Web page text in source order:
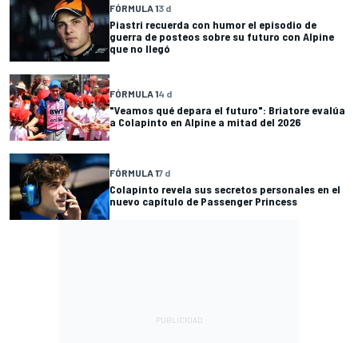
FÓRMULA 13 d
Piastri recuerda con humor el episodio de
guerra de posteos sobre su futuro con Alpine
que no llegó
FÓRMULA 14 d
"Veamos qué depara el futuro": Briatore evalúa
a Colapinto en Alpine a mitad del 2026
FÓRMULA 17 d
Colapinto revela sus secretos personales en el
nuevo capítulo de Passenger Princess